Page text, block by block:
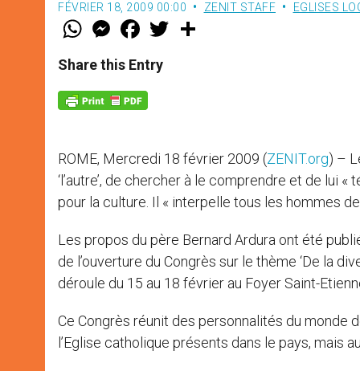
FÉVRIER 18, 2009 00:00 ZENIT STAFF EGLISES
W
t
s
p
p
M
e
s
e
g
e
F
a
e
b
k
w
Share this Entry
ROME, Mercredi 18 février 2009 (ZENIT.org) –
‘l’autre’, de chercher à le comprendre et de lui
pour la culture. Il « interpelle tous les hommes
Les propos du père Bernard Ardura ont été
de l’ouverture du Congrès sur le thème ‘De la
déroule du 15 au 18 février au Foyer Saint-
Ce Congrès réunit des personnalités du monde
l’Eglise catholique présents dans le pays, mais